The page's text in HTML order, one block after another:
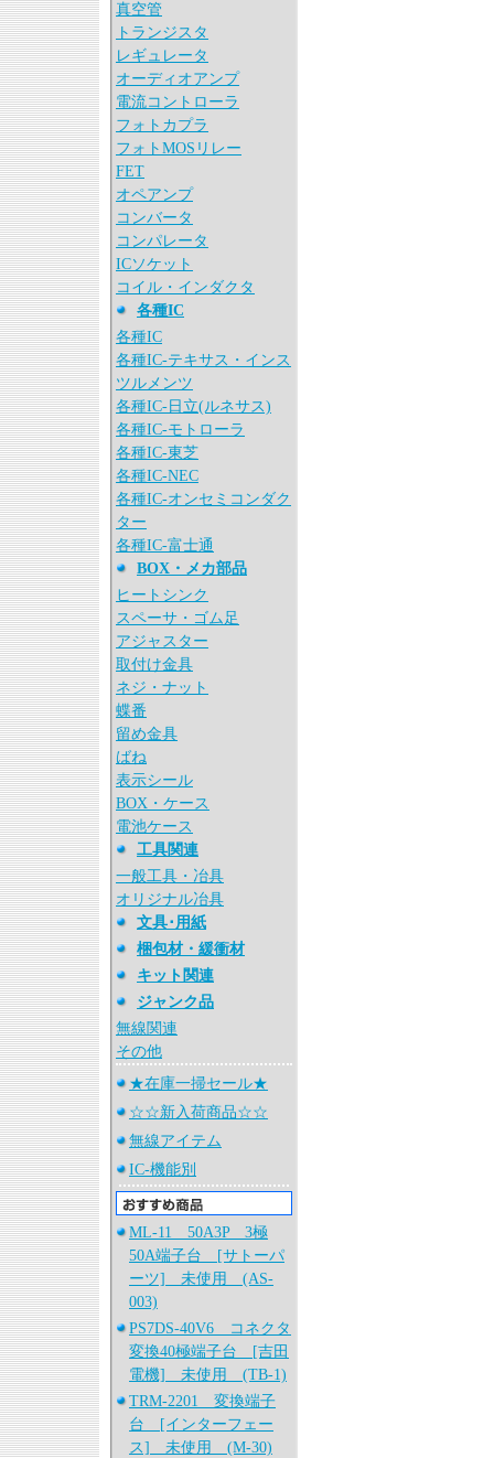
真空管
トランジスタ
レギュレータ
オーディオアンプ
電流コントローラ
フォトカプラ
フォトMOSリレー
FET
オペアンプ
コンバータ
コンパレータ
ICソケット
コイル・インダクタ
各種IC
各種IC
各種IC-テキサス・インス
ツルメンツ
各種IC-日立(ルネサス)
各種IC-モトローラ
各種IC-東芝
各種IC-NEC
各種IC-オンセミコンダク
ター
各種IC-富士通
BOX・メカ部品
ヒートシンク
スペーサ・ゴム足
アジャスター
取付け金具
ネジ・ナット
蝶番
留め金具
ばね
表示シール
BOX・ケース
電池ケース
工具関連
一般工具・冶具
オリジナル冶具
文具･用紙
梱包材・緩衝材
キット関連
ジャンク品
無線関連
その他
★在庫一掃セール★
☆☆新入荷商品☆☆
無線アイテム
IC-機能別
ML-11 50A3P 3極
50A端子台 [サトーパ
ーツ] 未使用 (AS-
003)
PS7DS-40V6 コネクタ
変換40極端子台 [吉田
電機] 未使用 (TB-1)
TRM-2201 変換端子
台 [インターフェー
ス] 未使用 (M-30)